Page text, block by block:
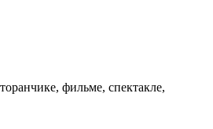
фильме, спектакле,